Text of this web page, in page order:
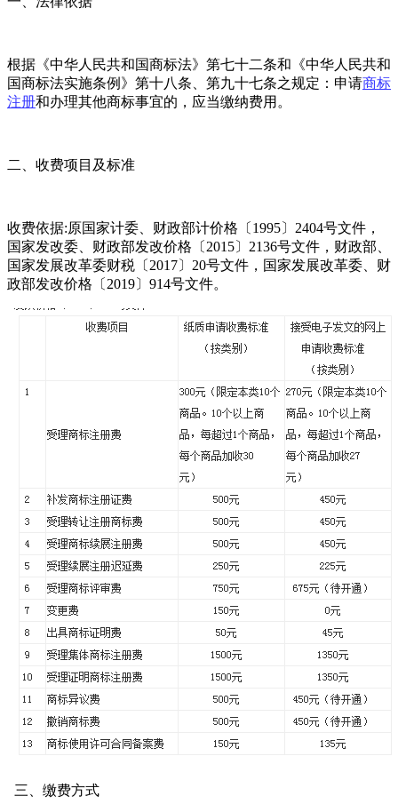
根据《中华人民共和国商标法》第七十二条和《中华人民共和
国商标法实施条例》第十八条、第九十七条之规定：申请商标
注册和办理其他商标事宜的，应当缴纳费用。
二、收费项目及标准
收费依据:原国家计委、财政部计价格〔1995〕2404号文件，
国家发改委、财政部发改价格〔2015〕2136号文件，财政部、
国家发展改革委财税〔2017〕20号文件，国家发展改革委、财
政部发改价格〔2019〕914号文件。
三、缴费方式